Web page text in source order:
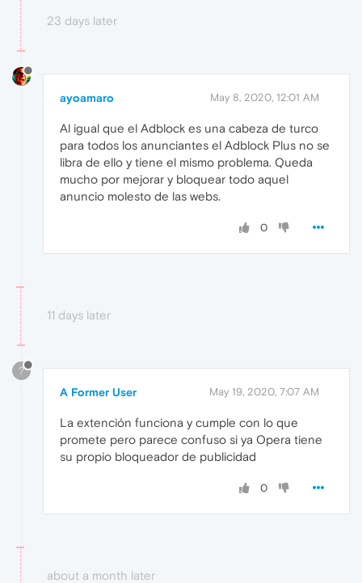
23 days later
ayoamaro May 8, 2020, 12:01 AM
Al igual que el Adblock es una cabeza de turco
para todos los anunciantes el Adblock Plus no se
libra de ello y tiene el mismo problema. Queda
mucho por mejorar y bloquear todo aquel
anuncio molesto de las webs.
0
11 days later
?
A Former User May 19, 2020, 7:07 AM
La extención funciona y cumple con lo que
promete pero parece confuso si ya Opera tiene
su propio bloqueador de publicidad
0
about a month later